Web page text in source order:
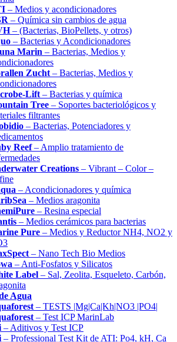
– Medios y acondicionadores
– Química sin cambios de agua
– (Bacterias, BioPellets, y otros)
– Bacterias y Acondicionadores
Marin – Bacterias, Medios y
Zucht – Bacterias, Medios y
Lift – Bacterias y química
Tree – Soportes bacteriológicos y
filtrantes
– Bacterias, Potenciadores y
Reef– Amplio tratamiento de
Creations – Vibrant – Color –
– Acondicionadores y química
– Medios aragonita
– Resina especial
– Medios cerámicos para bacterias
Pure – Medios y Reductor NH4, NO2 y
– Nano Tech Bio Medios
– Anti-Fosfatos y Silicatos
Label – Sal, Zeolita, Esqueleto, Carbón,
Agua
– TESTS |Mg|Ca|Kh|NO3 |PO4|
– Test ICP MarinLab
– Aditivos y Test ICP
– Professional Test Kit de ATI: Po4, kH, Ca